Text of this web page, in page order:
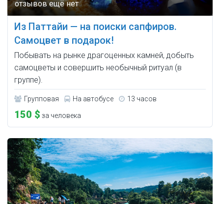
Из Паттайи — на поиски сапфиров.
Самоцвет в подарок!
Побывать на рынке драгоценных камней, добыть
самоцветы и совершить необычный ритуал (в
группе).
Групповая На автобусе 13 часов
150 $ за человека